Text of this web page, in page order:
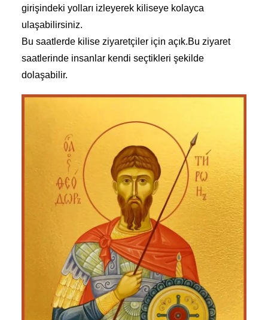
girişindeki yolları izleyerek kiliseye kolayca
ulaşabilirsiniz.
Bu saatlerde kilise ziyaretçiler için açık.Bu ziyaret
saatlerinde insanlar kendi seçtikleri şekilde
dolaşabilir.